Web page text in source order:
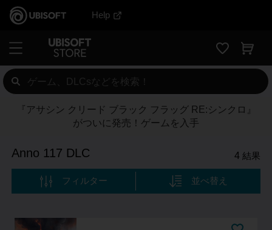
Help
『アサシン クリード ブラック フラッグ RE:シンクロ』
がついに発売！ゲームを入手
Anno 117 DLC 4 結果
フィルター 並べ替え